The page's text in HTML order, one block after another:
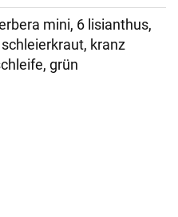
mini, 6 lisianthus,
kranz
grün